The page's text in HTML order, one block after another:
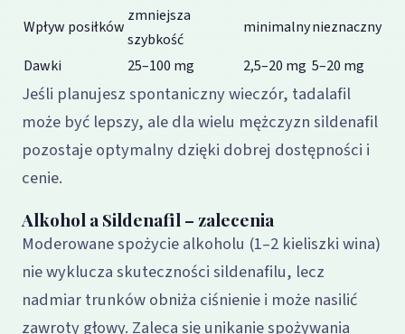
Wpływ posiłków
zmniejsza
szybkość
minimalnynieznaczny
Dawki
25–100 mg 2,5–20 mg 5–20 mg
Jeśli planujesz spontaniczny wieczór, tadalafil
może być lepszy, ale dla wielu mężczyzn sildenafil
pozostaje optymalny dzięki dobrej dostępności i
cenie.
Alkohol a Sildenafil – zalecenia
Moderowane spożycie alkoholu (1–2 kieliszki wina)
nie wyklucza skuteczności sildenafilu, lecz
nadmiar trunków obniża ciśnienie i może nasilić
zawroty głowy. Zaleca się unikanie spożywania